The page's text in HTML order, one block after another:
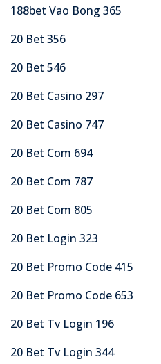
188bet Vao Bong 365
20 Bet 356
20 Bet 546
20 Bet Casino 297
20 Bet Casino 747
20 Bet Com 694
20 Bet Com 787
20 Bet Com 805
20 Bet Login 323
20 Bet Promo Code 415
20 Bet Promo Code 653
20 Bet Tv Login 196
20 Bet Tv Login 344